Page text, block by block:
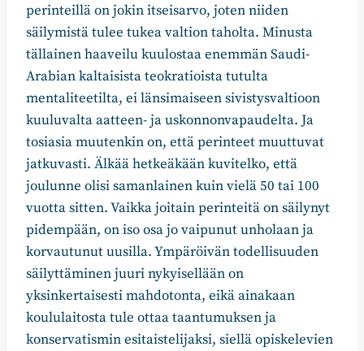
perinteillä on jokin itseisarvo, joten niiden
säilymistä tulee tukea valtion taholta. Minusta
tällainen haaveilu kuulostaa enemmän Saudi-
Arabian kaltaisista teokratioista tutulta
mentaliteetilta, ei länsimaiseen sivistysvaltioon
kuuluvalta aatteen- ja uskonnonvapaudelta. Ja
tosiasia muutenkin on, että perinteet muuttuvat
jatkuvasti. Älkää hetkeäkään kuvitelko, että
joulunne olisi samanlainen kuin vielä 50 tai 100
vuotta sitten. Vaikka joitain perinteitä on säilynyt
pidempään, on iso osa jo vaipunut unholaan ja
korvautunut uusilla. Ympäröivän todellisuuden
säilyttäminen juuri nykyisellään on
yksinkertaisesti mahdotonta, eikä ainakaan
koululaitosta tule ottaa taantumuksen ja
konservatismin esitaistelijaksi, siellä opiskelevien